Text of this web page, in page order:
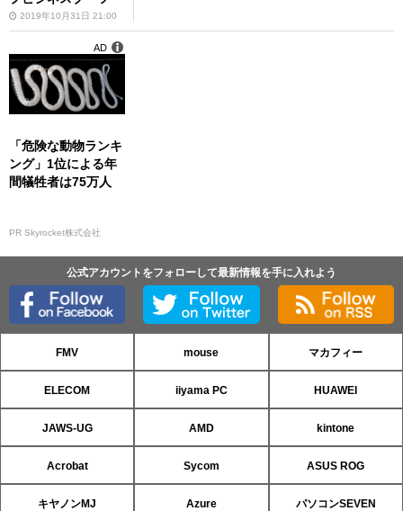
2019年10月31日 21:00
「危険な動物ランキ
ング」1位による年
間犠牲者は75万人
PR Skyrocket株式会社
AD
公式アカウントをフォローして最新情報を手に入れよう
FMV mouse マカフィー
ELECOM iiyama PC HUAWEI
JAWS-UG AMD kintone
Acrobat Sycom ASUS ROG
キヤノンMJ Azure パソコンSEVEN